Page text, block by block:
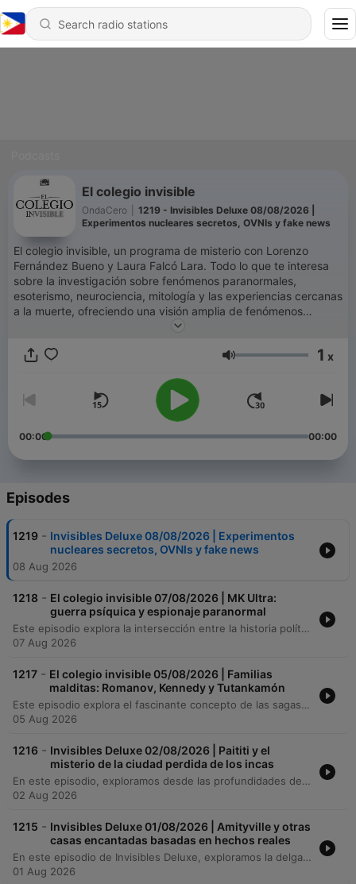
El colegio invisible
OndaCero
1219 - Invisibles Deluxe 08/08/2026 |
Experimentos nucleares secretos, OVNIs y fake news
El colegio invisible, un programa de misterio con Lorenzo
Fernández Bueno y Laura Falcó Lara. Todo lo que te interesa
sobre la investigación sobre fenómenos paranormales,
esoterismo, neurociencia, mitología y las experiencias cercanas
a la muerte, ofreciendo una visión amplia de fenómenos
misteriosos y poco convencionales. También hablamos de
exploración espacial y la geopolítica internacional, siempre
Volume 1 x
00:00 00:00
Episodes
1219 - Invisibles Deluxe 08/08/2026 | Experimentos
nucleares secretos, OVNIs y fake news
08 Aug 2026
1218 - El colegio invisible 07/08/2026 | MK Ultra:
guerra psíquica y espionaje paranormal
Este episodio explora la intersección entre la historia política, la guerra psicológica y los fenómenos paranormales. Desde los intentos de la CIA por eliminar a Fidel Castro y sus supuestos vínculos con la santería, hasta los experimentos de control mental como el proyecto MK Ultra y la investigación de capacidades psíquicas durante la Guerra Fría. Asimismo, se analizan casos de uso de la intuición y la radiestesia en la seguridad nacional española, así como las leyendas de presencias y sucesos inexplicables en teatros emblemáticos como el Cervantes de Almería y el Teatro Español.
07 Aug 2026
1217 - El colegio invisible 05/08/2026 | Familias
malditas: Romanov, Kennedy y Tutankamón
Este episodio explora el fascinante concepto de las sagas familiares malditas, analizando la trágica historia de los Romanov y la supuesta desgracia vinculada a los huevos Fabergé. A través de un recorrido histórico, se examinan las tragedias que han marcado a dinastías como los Kennedy, los Habsburgo y los Grimaldi, así como leyendas sobre figuras como Rasputín y Bruce Lee. Asimismo, el programa profundiza en el misticismo del antiguo Egipto, abordando el descubrimiento de la tumba de Tutankamón, la leyenda de la maldición de Lord Carnarvon y el simbolismo de los amuletos protectores. El relato concluye desmitificando diversos relatos sobre el mal de ojo y las supuestas maldiciones arqueológicas, señalando cómo la prensa y la cultura popular han transformado hechos históricos en leyendas urbanas.
05 Aug 2026
1216 - Invisibles Deluxe 02/08/2026 | Paititi y el
misterio de la ciudad perdida de los incas
En este episodio, exploramos desde las profundidades de la selva amazónica hasta los misterios urbanos de Europa. Iniciamos con una entrevista al explorador Diego Cortijo sobre sus expediciones en Madre de Dios, la búsqueda del mito de Paititi y hallazgos arqueológicos como los petroglifos de Pusharo. Posteriormente, analizamos la ciencia y el simbolismo de las pesadillas junto al autor Enrique Ramos, abordando desde la parálisis del sueño hasta su presencia en el reino animal. El viaje concluye con el descubrimiento de la 'chincana' en Cusco y un recorrido por los secretos históricos, leyendas religiosas y misterios de Nápoles.
02 Aug 2026
1215 - Invisibles Deluxe 01/08/2026 | Amityville y otras
casas encantadas basadas en hechos reales
En este episodio de Invisibles Deluxe, exploramos la delgada línea entre la realidad y el mito. Desde el misterio del 'monstruo de las cloacas de Sabadell' hasta las leyendas urbanas que perduran en nuestra memoria, analizamos cómo los hallazgos científicos y las interpretaciones erróneas moldean nuestra percepción del mundo. El viaje continúa a través de las expediciones de Josep María Palau por la Amazonía, revelando descubrimientos arqueológicos y civilizaciones perdidas, para luego transitar entre el terror de las casas malditas en el cine y las fascinantes conexiones entre la música y el fenómeno ovni.
01 Aug 2026